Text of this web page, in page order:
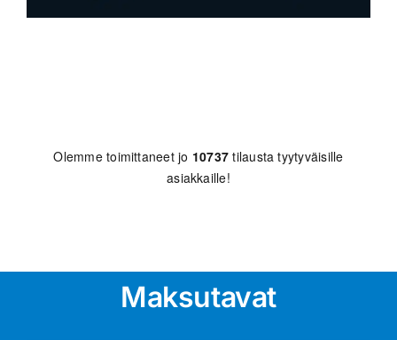
Olemme toimittaneet jo 10737 tilausta tyytyväisille
asiakkaille!
Maksutavat